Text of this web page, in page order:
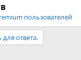
пользователей
для ответа.